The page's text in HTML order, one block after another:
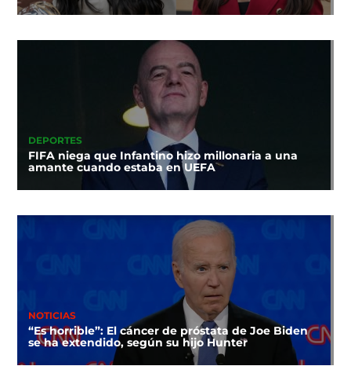
DEPORTES
FIFA niega que Infantino hizo millonaria a una
amante cuando estaba en UEFA
NOTICIAS
“Es horrible”: El cáncer de próstata de Joe Biden
se ha extendido, según su hijo Hunter